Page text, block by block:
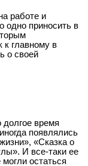
работе и
одно приносить в
к главному в
о своей
время
появлялись
«Сказка о
И все-таки ее
остаться